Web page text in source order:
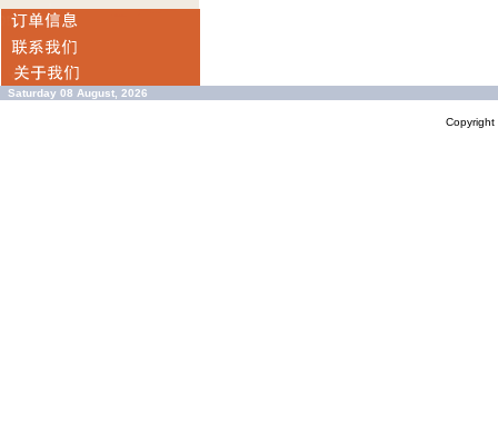
Saturday 08 August, 2026